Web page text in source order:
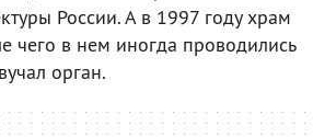
России. А в 1997 году храм
чего в нем иногда проводились
орган.